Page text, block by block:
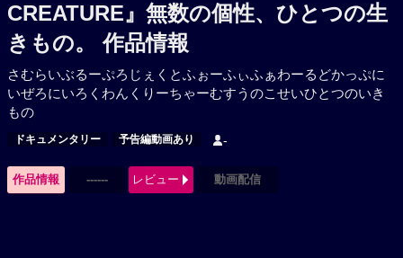
CREATURE』無数の個性、ひとつの生
きもの。 作品情報
さむらいぶるーぷろじぇくとふぉーふぃふぁわーるどかっぷに
いぜろにいろくわんくりーちゃーむすうのこせいひとつのいき
もの
ドキュメンタリー 予告編動画あり -
作品情報 ------ レビュー 動画配信